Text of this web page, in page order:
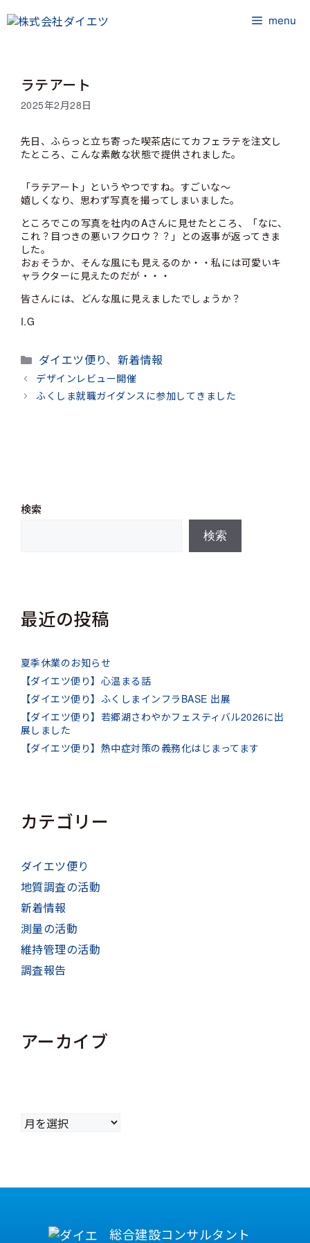
ン
menu
ラテアート
2025年2月28日
先日、ふらっと立ち寄った喫茶店にてカフェラテを注文し
たところ、こんな素敵な状態で提供されました。
「ラテアート」というやつですね。すごいな～
嬉しくなり、思わず写真を撮ってしまいました。
ところでこの写真を社内のAさんに見せたところ、「なに、
これ？目つきの悪いフクロウ？？」との返事が返ってきま
した。
おぉそうか、そんな風にも見えるのか・・私には可愛いキ
ャラクターに見えたのだが・・・
皆さんには、どんな風に見えましたでしょうか？
I.G
カ
テ
ゴ
ダイエツ便り、 新着情報
デザインレビュー開催
ふくしま就職ガイダンスに参加してきました
検索
検索
最近の投稿
夏季休業のお知らせ
【ダイエツ便り】心温まる話
【ダイエツ便り】ふくしまインフラBASE 出展
【ダイエツ便り】若郷湖さわやかフェスティバル2026に出
展しました
【ダイエツ便り】熱中症対策の義務化はじまってます
カテゴリー
ダイエツ便り
地質調査の活動
新着情報
測量の活動
維持管理の活動
調査報告
アーカイブ
ア
ー
総合建設コンサルタント